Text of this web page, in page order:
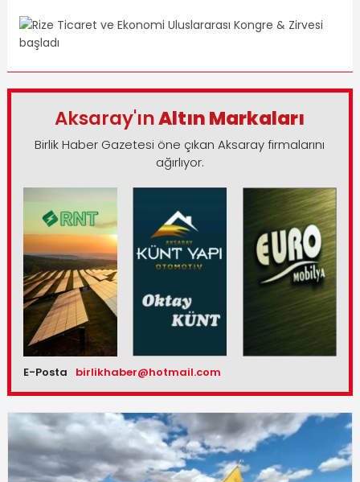
Aksaray'ınAltın Markaları
Birlik Haber Gazetesi öne çıkan Aksaray firmalarını
ağırlıyor.
E-Posta birlikhaber@hotmail.com